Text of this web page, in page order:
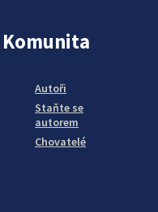
Komunita
Autoři
Staňte se
autorem
Chovatelé